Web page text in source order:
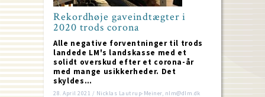
Rekordhøje gaveindtægter i
2020 trods corona
Alle negative forventninger til trods
landede LM's landskasse med et
solidt overskud efter et corona-år
med mange usikkerheder. Det
skyldes…
28. April 2021 / Nicklas Lautrup-Meiner, nlm@dlm.dk